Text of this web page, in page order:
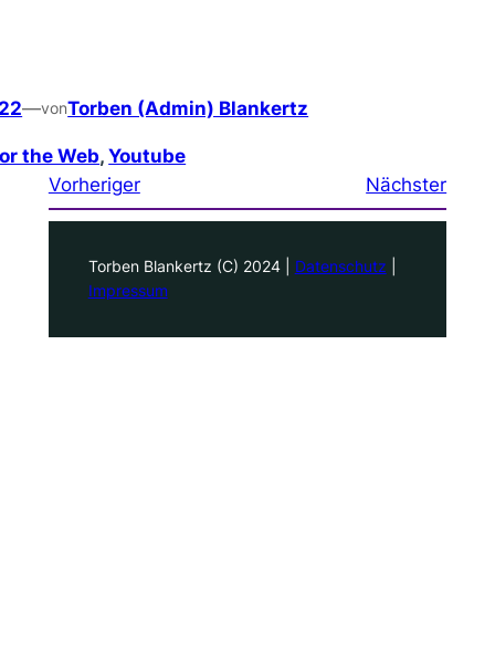
—vonTorben (Admin) Blankertz
the Web, Youtube
Vorheriger
Nächster
Torben Blankertz (C) 2024 | Datenschutz
Impressum